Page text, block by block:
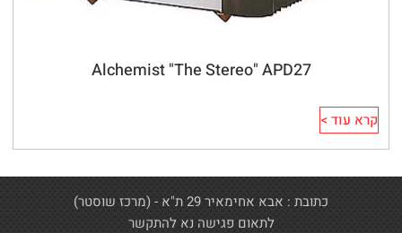
Alchemist "The Stereo" APD27
קרא עוד >
כתובת : אבא אחימאיר 29 ת"א - (מרכז שוסטר)
לתאום פגישה נא להתקשר